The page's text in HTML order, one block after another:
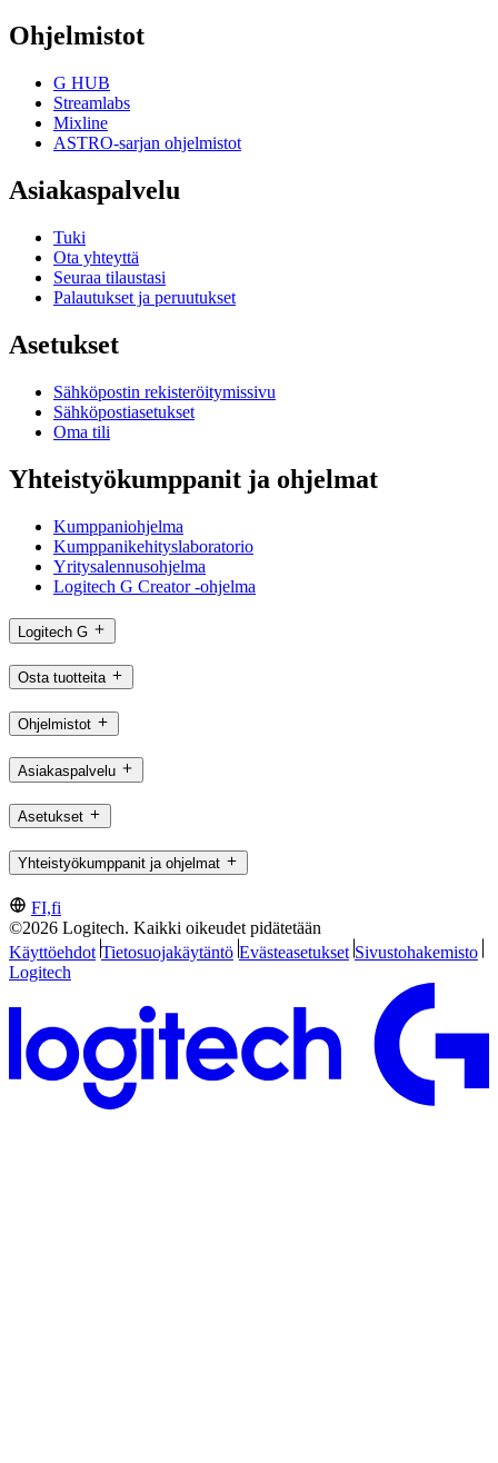
Ohjelmistot
G HUB
Streamlabs
Mixline
ASTRO-sarjan ohjelmistot
Asiakaspalvelu
Tuki
Ota yhteyttä
Seuraa tilaustasi
Palautukset ja peruutukset
Asetukset
Sähköpostin rekisteröitymissivu
Sähköpostiasetukset
Oma tili
Yhteistyökumppanit ja ohjelmat
Kumppaniohjelma
Kumppanikehityslaboratorio
Yritysalennusohjelma
Logitech G Creator -ohjelma
Logitech G
Osta tuotteita
Ohjelmistot
Asiakaspalvelu
Asetukset
Yhteistyökumppanit ja ohjelmat
FI,fi
©2026 Logitech. Kaikki oikeudet pidätetään
Käyttöehdot Tietosuojakäytäntö Evästeasetukset Sivustohakemisto
Logitech